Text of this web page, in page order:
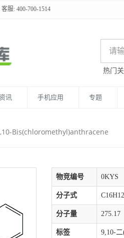
客服: 400-700-1514
热门关
讯 手机应用 专题
Bis(chloromethyl)anthracene
物竞编号 0KYS
分子式
分子量 275.17
标签 9,10-